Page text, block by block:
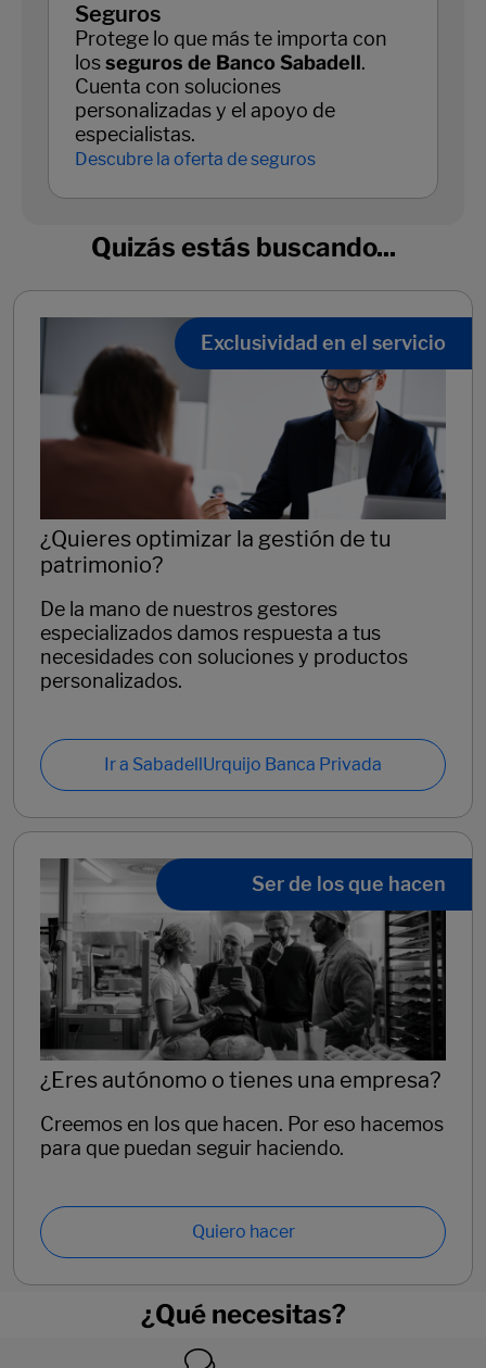
Seguros
Protege lo que más te importa con
losseguros de Banco Sabadell.
Cuenta con soluciones
personalizadas y el apoyo de
especialistas.
Descubre la oferta de seguros
Quizás estás buscando...
Exclusividad en el servicio
¿Quieres optimizar la gestión de tu
patrimonio?
De la mano de nuestros gestores
especializados damos respuesta a tus
necesidades con soluciones y productos
personalizados.
Ir a SabadellUrquijo Banca Privada
Ser de los que hacen
¿Eres autónomo o tienes una empresa?
Creemos en los que hacen. Por eso hacemos
para que puedan seguir haciendo.
Quiero hacer
¿Qué necesitas?